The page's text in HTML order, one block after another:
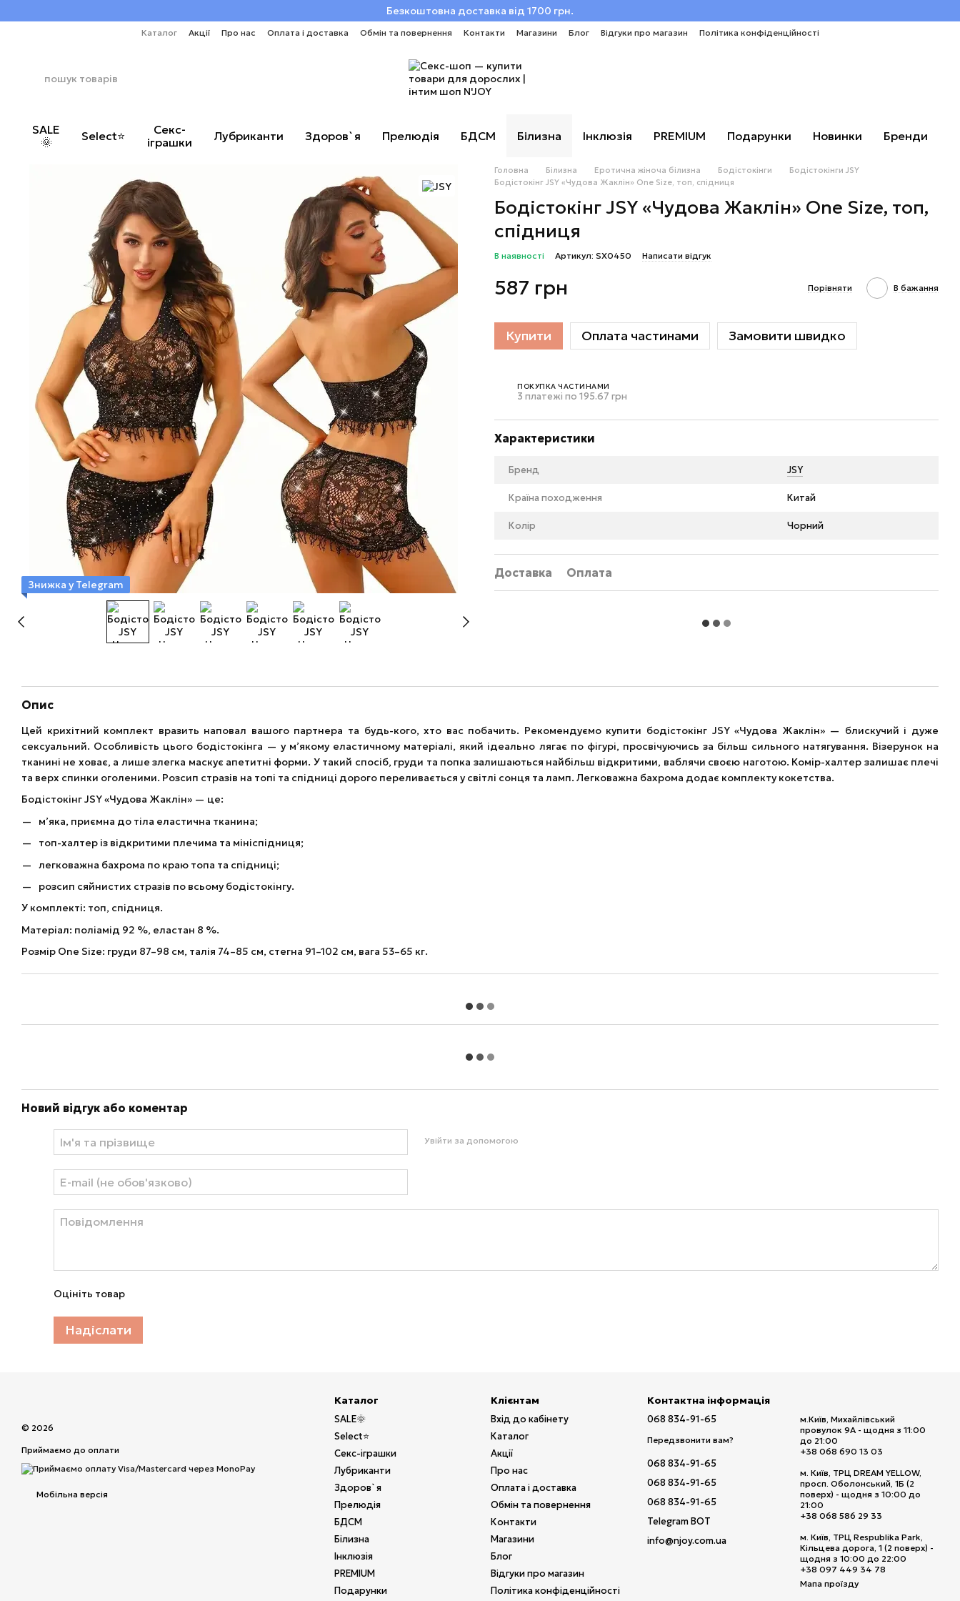
Безкоштовна доставка від 1700 грн.
Каталог Акції Про нас Оплата і доставка Обмін та повернення Контакти Магазини Блог Відгуки про магазин Політика конфіденційності
SALE
🌞
Select⭐
Секс-
іграшки
Лубриканти Здоров`я Прелюдія БДСМ Білизна Інклюзія PREMIUM Подарунки Новинки Бренди
Знижка у Telegram
Головна Білизна Еротична жіноча білизна Бодістокінги
Бодістокінги JSY
Бодістокінг JSY «Чудова Жаклін» One Size, топ, спідниця
Бодістокінг JSY «Чудова Жаклін» One Size, топ,
спідниця
В наявності Артикул: SX0450 Написати відгук
587 грн Порівняти В бажання
Купити Оплата частинами Замовити швидко
ПОКУПКА ЧАСТИНАМИ
3 платежі по 195.67 грн
Характеристики
Бренд JSY
Країна походження Китай
Колір Чорний
Доставка Оплата
Опис
Цей крихітний комплект вразить наповал вашого партнера та будь-кого, хто вас побачить. Рекомендуємо купити бодістокінг JSY «Чудова Жаклін» — блискучий і дуже
сексуальний. Особливість цього бодістокінга — у м’якому еластичному матеріалі, який ідеально лягає по фігурі, просвічуючись за більш сильного натягування. Візерунок на
тканині не ховає, а лише злегка маскує апетитні форми. У такий спосіб, груди та попка залишаються найбільш відкритими, ваблячи своєю наготою. Комір-халтер залишає плечі
та верх спинки оголеними. Розсип стразів на топі та спідниці дорого переливається у світлі сонця та ламп. Легковажна бахрома додає комплекту кокетства.
Бодістокінг JSY «Чудова Жаклін» — це:
м’яка, приємна до тіла еластична тканина;
топ-халтер із відкритими плечима та мініспідниця;
легковажна бахрома по краю топа та спідниці;
розсип сяйнистих стразів по всьому бодістокінгу.
У комплекті: топ, спідниця.
Матеріал: поліамід 92 %, еластан 8 %.
Розмір One Size: груди 87–98 см, талія 74–85 см, стегна 91–102 см, вага 53–65 кг.
Новий відгук або коментар
Увійти за допомогою
Оцініть товар
Надіслати
© 2026
Приймаємо до оплати
Мобільна версія
Каталог
SALE🌞
Select⭐
Секс-іграшки
Лубриканти
Здоров`я
Прелюдія
БДСМ
Білизна
Інклюзія
PREMIUM
Подарунки
Клієнтам
Вхід до кабінету
Каталог
Акції
Про нас
Оплата і доставка
Обмін та повернення
Контакти
Магазини
Блог
Відгуки про магазин
Політика конфіденційності
Контактна інформація
068 834-91-65
Передзвонити вам?
068 834-91-65
068 834-91-65
068 834-91-65
Telegram BOT
info@njoy.com.ua
м.Київ, Михайлівський
провулок 9А - щодня з 11:00
до 21:00
+38 068 690 13 03
м. Київ, ТРЦ DREAM YELLOW,
просп. Оболонський, 1Б (2
поверх) - щодня з 10:00 до
21:00
+38 068 586 29 33
м. Київ, ТРЦ Respublika Park,
Кільцева дорога, 1 (2 поверх) -
щодня з 10:00 до 22:00
+38 097 449 34 78
Мапа проїзду